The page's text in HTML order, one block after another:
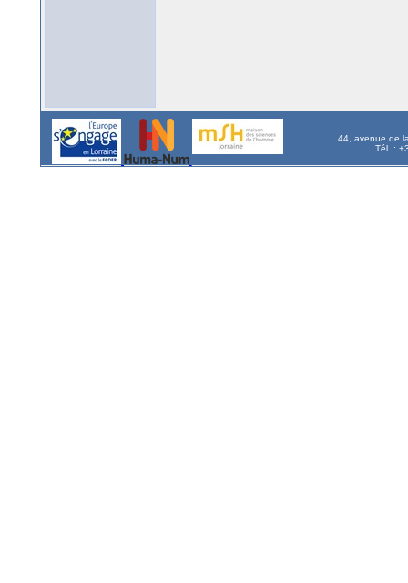
44, avenue de
Tél. :